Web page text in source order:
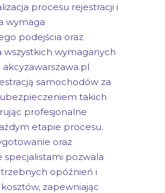
procesu rejestracji i
wymaga
podejścia oraz
wszystkich wymaganych
samochodów za
takich
profesjonalne
etapie procesu.
oraz
specjalistami pozwala
opóźnień i
zapewniając